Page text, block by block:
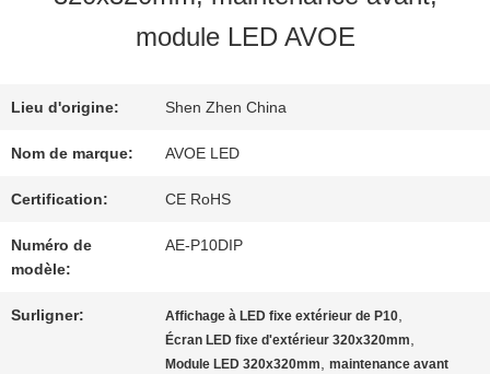
VISITE
CONTRÔLE
module LED AVOE
Lieu d'origine: Shen Zhen China
Nom de marque: AVOE LED
Certification: CE RoHS
Numéro de
modèle:
AE-P10DIP
Surligner: Affichage à LED fixe extérieur de P10,
Écran LED fixe d'extérieur 320x320mm,
Module LED 320x320mm,maintenance avant